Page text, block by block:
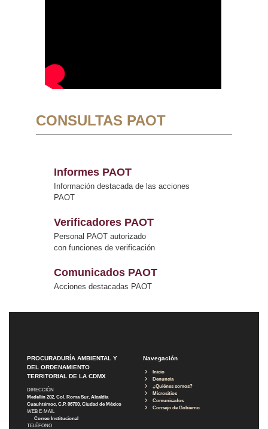
CONSULTAS PAOT
Informes PAOT
Información destacada de las acciones
PAOT
Verificadores PAOT
Personal PAOT autorizado
con funciones de verificación
Comunicados PAOT
Acciones destacadas PAOT
PROCURADURÍA AMBIENTAL Y
DEL ORDENAMIENTO
TERRITORIAL DE LA CDMX
DIRECCIÓN
Medellín 202, Col. Roma Sur, Alcaldía
Cuauhtémoc, C.P. 06700, Ciudad de México
WEB E-MAIL
Correo Institucional
TELÉFONO
Navegación
Inicio
Denuncia
¿Quiénes somos?
Micrositios
Comunicados
Consejo de Gobierno